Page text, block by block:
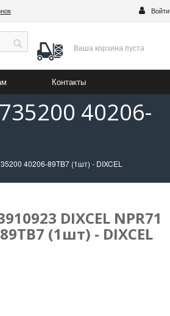
Войти
Ваша корзина пуста
Контакты
40206-
40206-89TB7 (1шт) - DIXCEL
DIXCEL NPR71
(1шт) - DIXCEL